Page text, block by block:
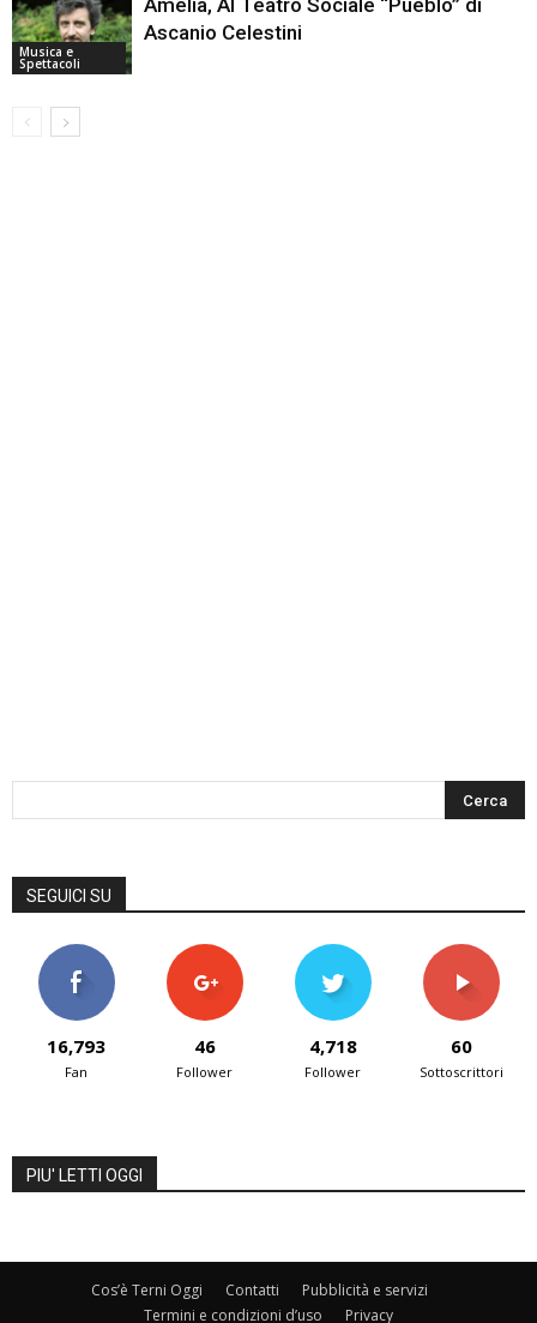
Musica e
Spettacoli
Amelia, Al Teatro Sociale “Pueblo” di
Ascanio Celestini
SEGUICI SU
16,793
Fan
46
Follower
4,718
Follower
60
Sottoscrittori
PIU' LETTI OGGI
Cos’è Terni Oggi Contatti
Pubblicità e servizi
Termini e condizioni d’uso
Privacy